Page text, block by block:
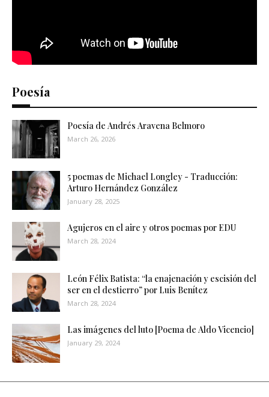
Poesía
Poesía de Andrés Aravena Belmoro
March 26, 2026
5 poemas de Michael Longley - Traducción:
Arturo Hernández González
January 28, 2025
Agujeros en el aire y otros poemas por EDU
March 28, 2024
León Félix Batista: “la enajenación y escisión del
ser en el destierro” por Luis Benítez
March 28, 2024
Las imágenes del luto [Poema de Aldo Vicencio]
January 29, 2024